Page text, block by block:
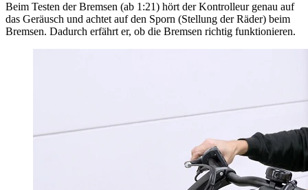
Beim Testen der Bremsen (ab 1:21) hört der Kontrolleur genau auf
das Geräusch und achtet auf den Sporn (Stellung der Räder) beim
Bremsen. Dadurch erfährt er, ob die Bremsen richtig funktionieren.